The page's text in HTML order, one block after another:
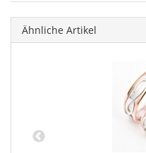
Ähnliche Artikel